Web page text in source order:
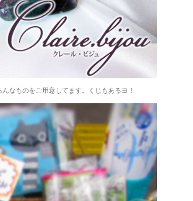
なものをご用意してます。くじもあるヨ！